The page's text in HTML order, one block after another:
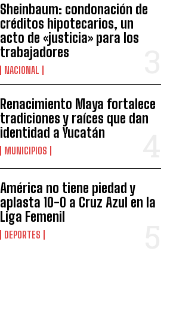
Sheinbaum: condonación de
créditos hipotecarios, un
acto de «justicia» para los
trabajadores
NACIONAL
Renacimiento Maya fortalece
tradiciones y raíces que dan
identidad a Yucatán
MUNICIPIOS
América no tiene piedad y
aplasta 10-0 a Cruz Azul en la
Liga Femenil
DEPORTES